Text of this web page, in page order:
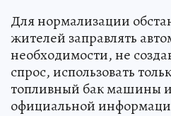
Для нормализации
жителей заправлять
необходимости, не
спрос, использовать
топливный бак машины и
официальной